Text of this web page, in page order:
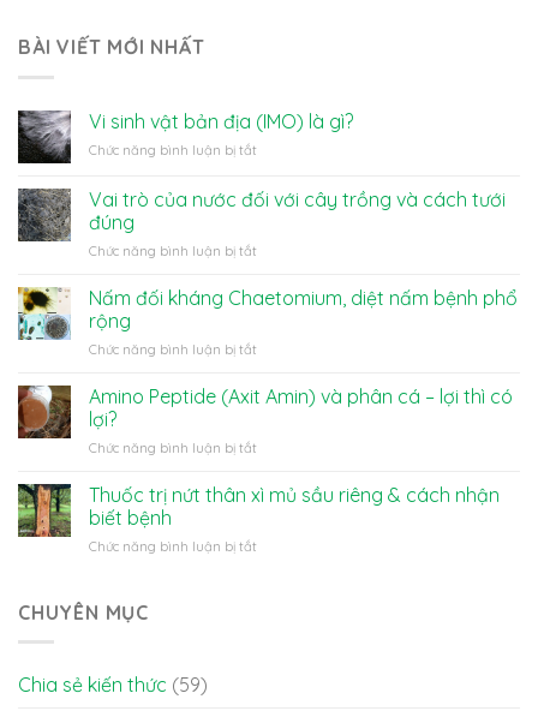
BÀI VIẾT MỚI NHẤT
Vi sinh vật bản địa (IMO) là gì?
Chức năng bình luận bị tắtở
sinh
vật
địa
là
Vai trò của nước đối với cây trồng và cách tưới
đúng
Chức năng bình luận bị tắtở
trò
đối
cây
đúng
Nấm đối kháng Chaetomium, diệt nấm bệnh phổ
rộng
Chức năng bình luận bị tắtở
đối
diệt
bệnh
Amino Peptide (Axit Amin) và phân cá – lợi thì có
lợi?
Chức năng bình luận bị tắtở
Peptide
và
Thuốc trị nứt thân xì mủ sầu riêng & cách nhận
biết bệnh
Chức năng bình luận bị tắtở
CHUYÊN MỤC
Chia sẻ kiến thức (59)